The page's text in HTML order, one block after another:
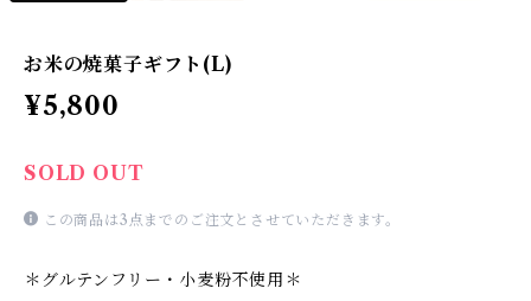
お米の焼菓子ギフト(L)
¥5,800
SOLD OUT
この商品は3点までのご注文とさせていただきます。
＊グルテンフリー・小麦粉不使用＊